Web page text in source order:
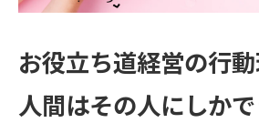
お役立ち道経営の行
人間はその人にしか